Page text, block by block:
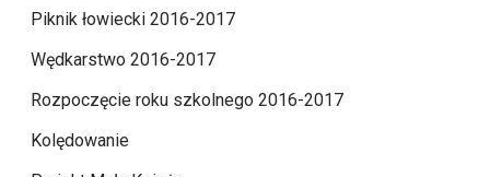
Piknik łowiecki 2016-2017
Wędkarstwo 2016-2017
Rozpoczęcie roku szkolnego 2016-2017
Kolędowanie